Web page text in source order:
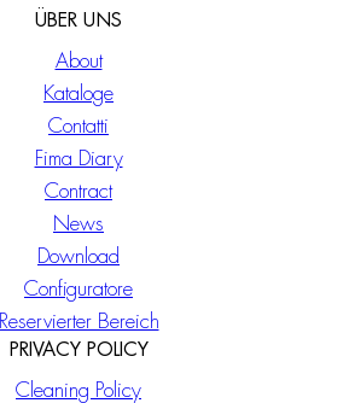
ÜBER UNS
About
Kataloge
Contatti
Fima Diary
Contract
News
Download
Configuratore
Reservierter Bereich
PRIVACY POLICY
Cleaning Policy